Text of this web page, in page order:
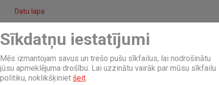
Sīkdatņu iestatījumi
Mēs izmantojam savus un trešo pušu sīkfailus, lai nodrošinātu
jūsu apmeklējuma drošību. Lai uzzinātu vairāk par mūsu sīkfailu
politiku, noklikšķiniet šeit.
Datu lapa
Filtrēt
Režģis Saraksts